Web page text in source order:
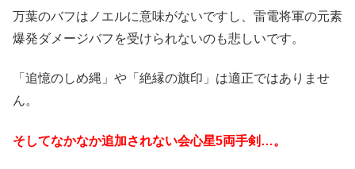
万葉のバフはノエルに意味がないですし、雷電将軍の元素
爆発ダメージバフを受けられないのも悲しいです。
「追憶のしめ縄」や「絶縁の旗印」は適正ではありませ
ん。
そしてなかなか追加されない会心星5両手剣…。